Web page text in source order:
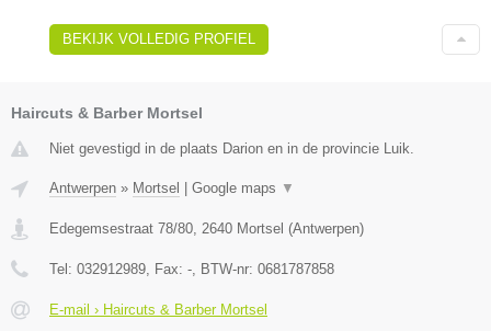
BEKIJK VOLLEDIG PROFIEL
Haircuts & Barber Mortsel
Niet gevestigd in de plaats Darion en in de provincie Luik.
Antwerpen » Mortsel Google maps ▼
Edegemsestraat 78/80, 2640 Mortsel (Antwerpen)
Tel: 032912989, Fax: -, BTW-nr: 0681787858
E-mail › Haircuts & Barber Mortsel